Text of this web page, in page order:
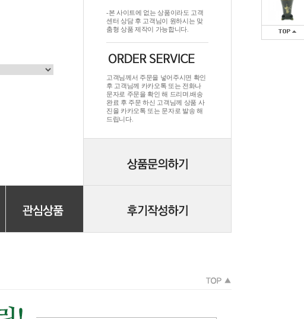
-본 사이트에 없는 상품이라도 고객
센터 상담 후 고객님이 원하시는 맞
춤형 상품 제작이 가능합니다.
고객님께서 주문을 넣어주시면 확인
후 고객님께 카카오톡 또는 전화나
문자로 주문을 확인 해 드리며.배송
완료 후 주문 하신 고객님께 상품 사
진을 카카오톡 또는 문자로 발송 해
드립니다.